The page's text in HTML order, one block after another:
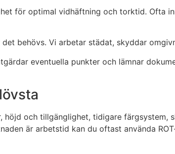
för optimal vidhäftning och torktid. Ofta
behövs. Vi arbetar städat, skyddar
eventuella punkter och lämnar
och tillgänglighet, tidigare färgsystem,
är arbetstid kan du oftast använda